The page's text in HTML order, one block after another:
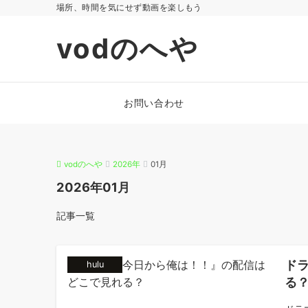
場所、時間を気にせず動画を楽しもう
vodのへや
お問い合わせ
vodのへや 2026年 01月
2026年01月
記事一覧
hulu
ド
る